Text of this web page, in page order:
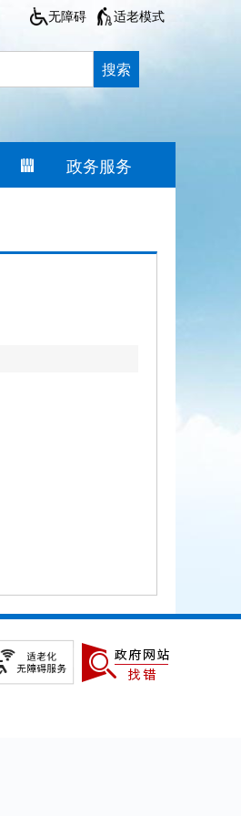
无障碍 适老模式
搜索
政务服务